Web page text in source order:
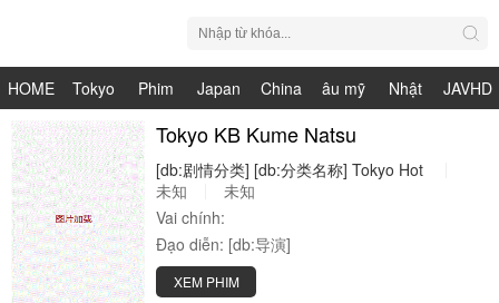
HOME
Tokyo
Hot
Phim
Nhật
Bản
Japan
HDV
China
live
âu mỹ
Nhật
JAVHD
Tokyo KB Kume Natsu
[db:剧情分类] [db:分类名称] Tokyo Hot
未知
未知
Vai chính:
Đạo diễn: [db:导演]
XEM PHIM